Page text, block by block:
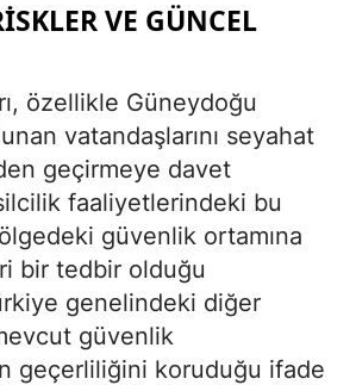
VE GÜNCEL
özellikle Güneydoğu
vatandaşlarını seyahat
geçirmeye davet
faaliyetlerindeki bu
güvenlik ortamına
bir tedbir olduğu
genelindeki diğer
güvenlik
geçerliliğini koruduğu ifade